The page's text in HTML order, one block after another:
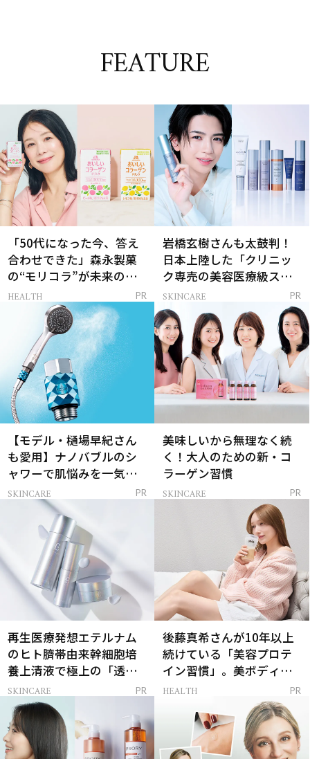
FEATURE
「50代になった今、答え
合わせできた」森永製菓
の“モリコラ”が未来のキ
レイを連れてくる！
HEALTH PR
岩橋玄樹さんも太鼓判！
日本上陸した「クリニッ
ク専売の美容医療級スキ
ンケア」
SKINCARE PR
【モデル・樋場早紀さん
も愛用】ナノバブルのシ
ャワーで肌悩みを一気に
解決
SKINCARE PR
美味しいから無理なく続
く！大人のための新・コ
ラーゲン習慣
SKINCARE PR
再生医療発想エテルナム
のヒト臍帯由来幹細胞培
養上清液で極上の「透明
感ハリ肌」へ
SKINCARE PR
後藤真希さんが10年以上
続けている「美容プロテ
イン習慣」。美ボディを
支える朝ルーティンと
HEALTH PR